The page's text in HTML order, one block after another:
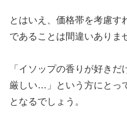
とはいえ、価格帯を考慮す
であることは間違いありま
「イソップの香りが好き
厳しい…」という方にとっ
となるでしょう。